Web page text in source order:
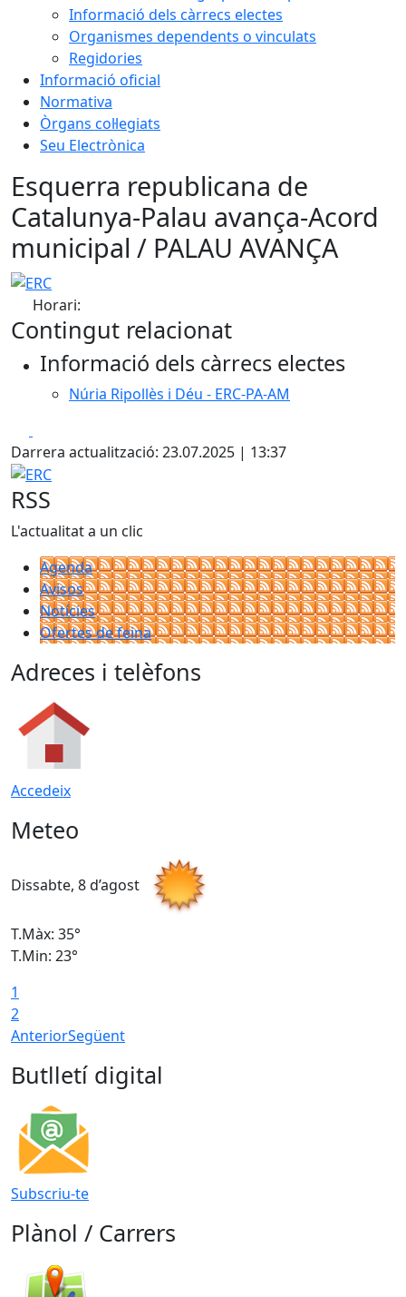
Informació dels càrrecs electes
Organismes dependents o vinculats
Regidories
Informació oficial
Normativa
Òrgans col·legiats
Seu Electrònica
Esquerra republicana de
Catalunya-Palau avança-Acord
municipal / PALAU AVANÇA
ERC
Horari:
Contingut relacionat
Informació dels càrrecs electes
Núria Ripollès i Déu - ERC-PA-AM
Darrera actualització: 23.07.2025 | 13:37
ERC
RSS
L'actualitat a un clic
Agenda
Avisos
Notícies
Ofertes de feina
Adreces i telèfons
Accedeix
Meteo
Dissabte, 8 d’agost
T.Màx: 35°
T.Min: 23°
1
2
AnteriorSegüent
Butlletí digital
Subscriu-te
Plànol / Carrers